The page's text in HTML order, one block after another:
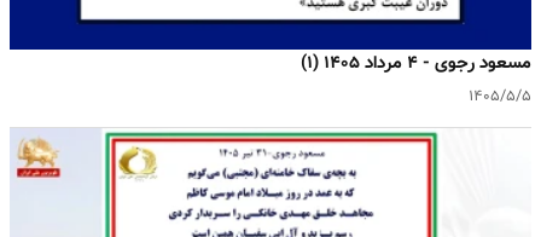
مسعود رجوی - ۴ مرداد ۱۴۰۵ (۱)
۱۴۰۵/۵/۵